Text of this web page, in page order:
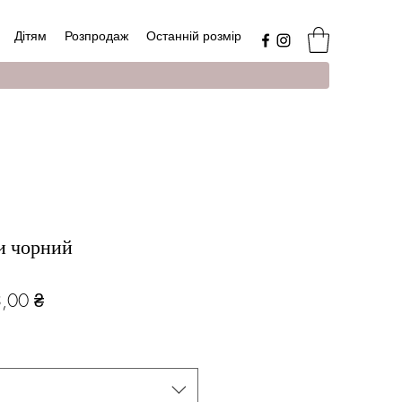
Дітям Розпродаж Останній розмір
чорний
₴За